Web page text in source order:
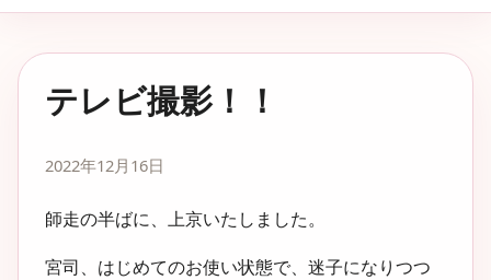
テレビ撮影！！
2022年12月16日
師走の半ばに、上京いたしました。
宮司、はじめてのお使い状態で、迷子になりつつ